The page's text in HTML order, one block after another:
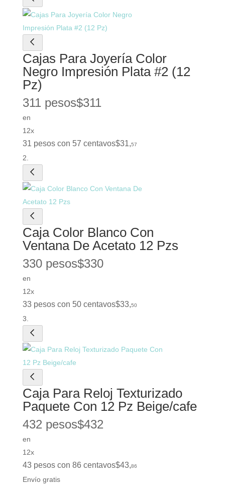
Cajas Para Joyería Color
Negro Impresión Plata #2 (12
Pz)
311 pesos$311
en
12x
31 pesos con 57 centavos$31,57
Caja Color Blanco Con
Ventana De Acetato 12 Pzs
330 pesos$330
en
12x
33 pesos con 50 centavos$33,50
Caja Para Reloj Texturizado
Paquete Con 12 Pz Beige/cafe
432 pesos$432
en
12x
43 pesos con 86 centavos$43,86
Envío gratis